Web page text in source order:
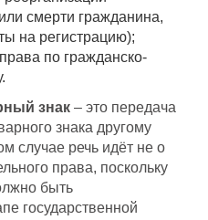
смерти гражданина,
на регистрацию);
по гражданско-
знак – это передача
знака другому
случае речь идёт не о
права, поскольку
быть
государственной